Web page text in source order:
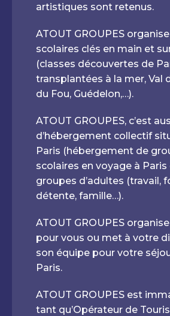
artistiques sont retenus.
ATOUT GROUPES
scolaires clés en main et
(classes découvertes de
transplantées à la mer, Val
du Fou, Guédelon,…).
ATOUT GROUPES, c’est
d’hébergement collectif
Paris (hébergement de
scolaires en voyage à Paris
groupes d’adultes (travail,
détente, famille…).
ATOUT GROUPES
pour vous ou met à votre
son équipe pour votre
Paris.
ATOUT GROUPES est
tant qu’Opérateur de